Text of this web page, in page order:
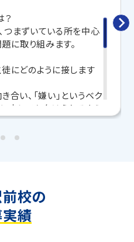
一番成長できる夏にしよ
、学習相談、教室見学は
下 瑞希
？
つまずいている所を中心
に取り組みます。
にどのように接します
合い、「嫌い」というベク
に少しでも向けられるよう
皆さんに一言お願いしま
っていきましょう！
校の
績